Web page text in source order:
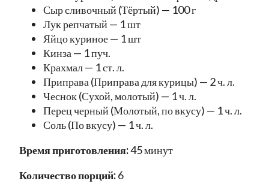
Сыр сливочный (Тёртый) — 100 г
Лук репчатый — 1 шт
Яйцо куриное — 1 шт
Кинза — 1 пуч.
Крахмал — 1 ст. л.
Приправа (Приправа для курицы) — 2 ч. л.
Чеснок (Сухой, молотый) — 1 ч. л.
Перец черный (Молотый, по вкусу) — 1 ч. л.
Соль (По вкусу) — 1 ч. л.
Время приготовления:45 минут
Количество порций:6